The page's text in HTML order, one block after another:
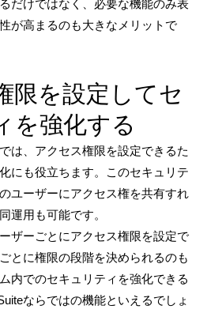
だけではなく、必要な機能のみ表
が高まるのも大きなメリットで
限を設定してセ
を強化する
は、アクセス権限を設定できるた
にも役立ちます。このセキュリテ
ユーザーにアクセス権を共有すれ
運用も可能です。
ザーごとにアクセス権限を設定で
とに権限の段階を決められるのも
内でのセキュリティを強化できる
ならではの機能といえるでしょ